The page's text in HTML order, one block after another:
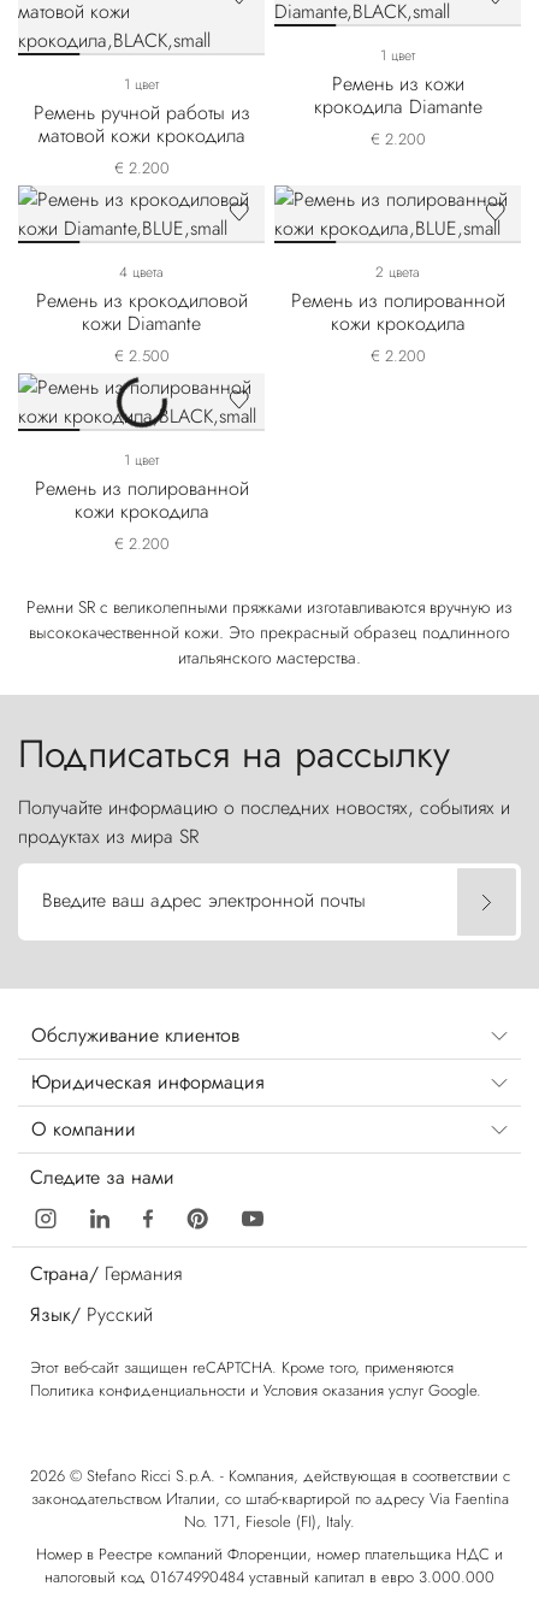
1 цвет
Ремень ручной работы из
матовой кожи крокодила
€ 2.200
1 цвет
Ремень из кожи
крокодила Diamante
€ 2.200
4 цвета
Ремень из крокодиловой
кожи Diamante
€ 2.500
2 цвета
Ремень из полированной
кожи крокодила
€ 2.200
1 цвет
Ремень из полированной
кожи крокодила
€ 2.200
Ремни SR с великолепными пряжками изготавливаются вручную из
высококачественной кожи. Это прекрасный образец подлинного
итальянского мастерства.
Подписаться на рассылку
Получайте информацию о последних новостях, событиях и
продуктах из мира SR
Введите ваш адрес электронной почты
Обслуживание клиентов
Юридическая информация
О компании
Следите за нами
Страна/ Германия
Язык/ Русский
Этот веб-сайт защищен reCAPTCHA. Кроме того, применяются
Политика конфиденциальности и Условия оказания услуг Google.
2026 © Stefano Ricci S.p.A. - Компания, действующая в соответствии с
законодательством Италии, со штаб-квартирой по адресу Via Faentina
No. 171, Fiesole (FI), Italy.
Номер в Реестре компаний Флоренции, номер плательщика НДС и
налоговый код 01674990484 уставный капитал в евро 3.000.000